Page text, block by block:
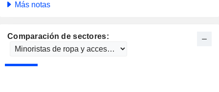
Más notas
Comparación de sectores: